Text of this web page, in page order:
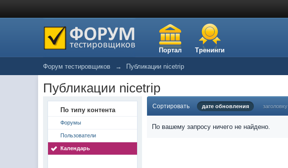
Портал Тренинги
Форум тестировщиков → Публикации nicetrip
Публикации nicetrip
По типу контента
Форумы
Пользователи
Календарь
Сортировать дате обновления заголовку
По вашему запросу ничего не найдено.